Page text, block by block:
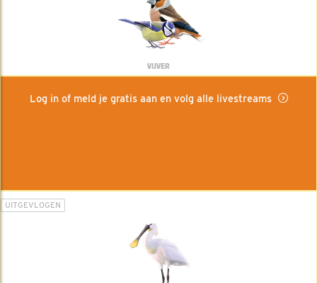
VIJVER
Log in of meld je gratis aan en volg alle livestreams
UITGEVLOGEN